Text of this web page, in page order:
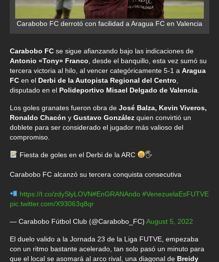
Carabobo FC derrotó con facilidad a Aragua FC en Valencia
Carabobo FC se sigue afianzando bajo las indicaciones de
Antonio «Tony» Franco , desde el banquillo, esta vez sumó su
tercera victoria al hilo, al vencer categóricamente 5-1 a Aragua
FC en el Derbi de la Autopista Regional del Centro
disputado en el Polideportivo Misael Delgado de Valencia
Los goles granates fueron obra de José Balza, Kevin Viveros,
Ronaldo Chacón y Gustavo González quien convirtió un
doblete para ser considerado el jugador más valioso del
compromiso.
Fiesta de goles en el Derbi de la ARC 🖐
Carabobo FC alcanzó su tercera conquista consecutiva
https://t.co/zdySlyLOVN#EnGRANAndo #VenezuelaEsFUTVE
pic.twitter.com/X93063q8qr
— Carabobo Fútbol Club (@Carabobo_FC) August 5, 2022
El duelo valido a la Jornada 23 de la Liga FUTVE, empezaba
con un ritmo bastante acelerado, tan solo pasó un minuto para
que el local se asomará al arco rival, una diagonal de Breidy